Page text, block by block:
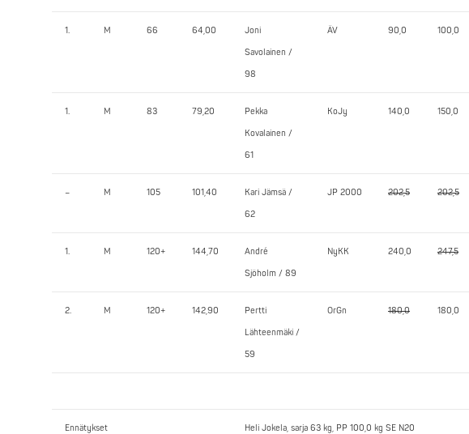
1. M 66 64,00 Joni
Savolainen /
98
ÄV 90,0 100,0
1. M 83 79,20 Pekka
Kovalainen /
61
KoJy 140,0 150,0
– M 105 101,40 Kari Jämsä /
62
JP 2000 202,5 202,5
1. M 120+ 144,70 André
Sjöholm / 89
NyKK 240,0 247,5
2. M 120+ 142,90 Pertti
Lähteenmäki /
59
OrGn 180,0 180,0
Ennätykset Heli Jokela, sarja 63 kg, PP 100,0 kg SE N20